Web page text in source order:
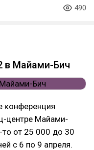
490
в Майами-Бич
конференция
центре Майами-
то от 25 000 до 30
с 6 по 9 апреля.